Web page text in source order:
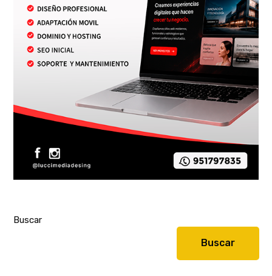
Buscar
Buscar